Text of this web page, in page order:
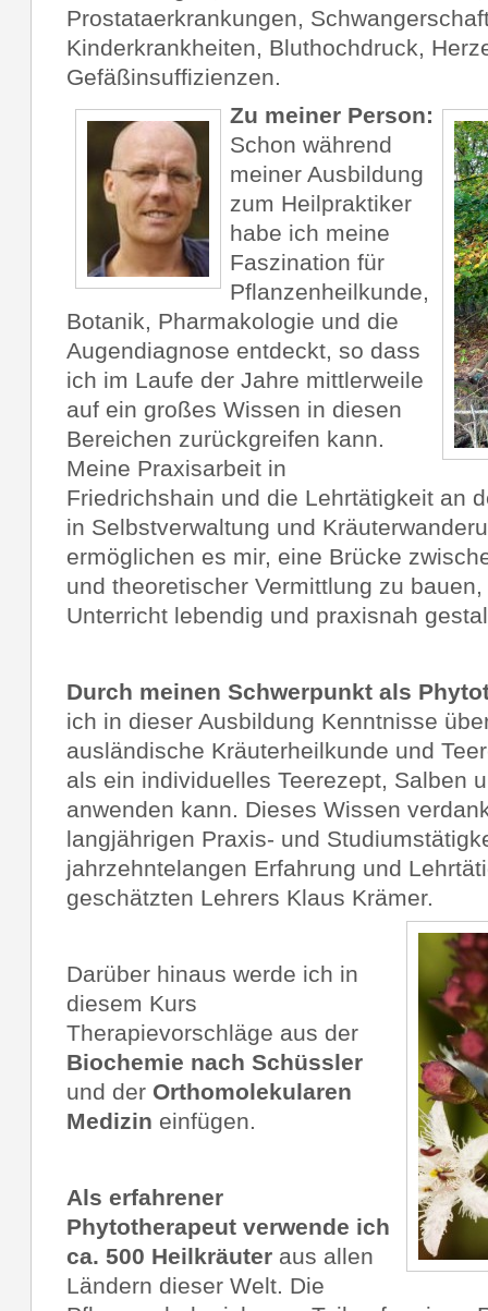
Prostataerkrankungen,
Kinderkrankheiten, Bluthochdruck,
Gefäßinsuffizienzen.
Zu meiner Person:
Schon während
meiner Ausbildung
zum Heilpraktiker
habe ich meine
Faszination für
Pflanzenheilkunde,
Botanik, Pharmakologie und die
Augendiagnose entdeckt, so dass
ich im Laufe der Jahre mittlerweile
auf ein großes Wissen in diesen
Bereichen zurückgreifen kann.
Meine Praxisarbeit in
Friedrichshain und die Lehrtätigkeit an
in Selbstverwaltung und
ermöglichen es mir, eine Brücke
und theoretischer Vermittlung zu
Unterricht lebendig und praxisnah
Durch meinen Schwerpunkt als
ich in dieser Ausbildung Kenntnisse
ausländische Kräuterheilkunde und
als ein individuelles Teerezept, Salben
anwenden kann. Dieses Wissen
langjährigen Praxis- und
jahrzehntelangen Erfahrung und
geschätzten Lehrers Klaus Krämer.
Darüber hinaus werde ich in
diesem Kurs
Therapievorschläge aus der
Biochemie nach Schüssler
und der Orthomolekularen
Medizin einfügen.
Als erfahrener
Phytotherapeut verwende ich
ca. 500 Heilkräuteraus allen
Ländern dieser Welt. Die